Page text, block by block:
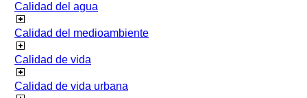
Calidad del agua
Calidad del medioambiente
Calidad de vida
Calidad de vida urbana